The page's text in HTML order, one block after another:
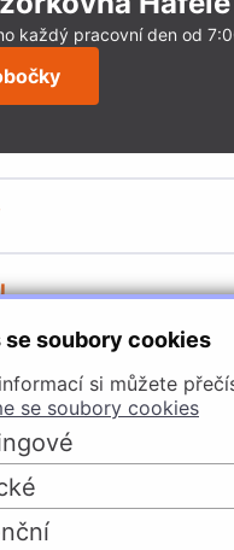
se soubory cookies
si můžete
se soubory cookies
každý pracovní den od
Häfele
portálu